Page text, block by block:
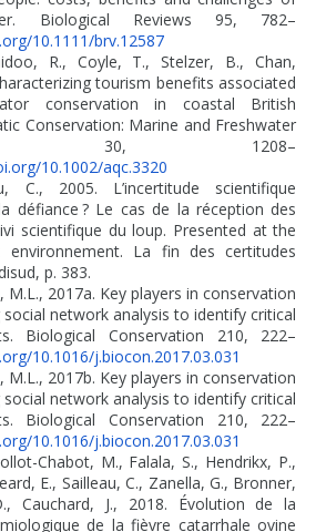
Biological Reviews 95, 782–
10.1111/brv.12587
R., Coyle, T., Stelzer, B., Chan,
tourism benefits associated
conservation in coastal British
Conservation: Marine and Freshwater
30, 1208–
10.1002/aqc.3320
C., 2005. L’incertitude scientifique
défiance ? Le cas de la réception des
scientifique du loup. Presented at the
environnement. La fin des certitudes
p. 383.
M.L., 2017a. Key players in conservation
social network analysis to identify critical
Biological Conservation 210, 222–
10.1016/j.biocon.2017.03.031
M.L., 2017b. Key players in conservation
social network analysis to identify critical
Biological Conservation 210, 222–
10.1016/j.biocon.2017.03.031
Chabot, M., Falala, S., Hendrikx, P.,
E., Sailleau, C., Zanella, G., Bronner,
Cauchard, J., 2018. Évolution de la
de la fièvre catarrhale ovine